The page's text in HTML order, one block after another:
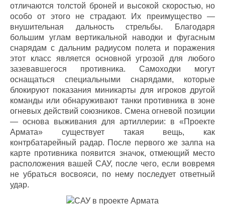
отличаются толстой броней и высокой скоростью, но
особо от этого не страдают. Их преимущество —
внушительная дальность стрельбы. Благодаря
большим углам вертикальной наводки и фугасным
снарядам с дальним радиусом полета и поражения
этот класс является основной угрозой для любого
зазевавшегося противника. Самоходки могут
оснащаться специальными снарядами, которые
блокируют показания миникарты для игроков другой
команды или обнаруживают танки противника в зоне
огневых действий союзников. Смена огневой позиции
— основа выживания для артиллерии: в «Проекте
Армата» существует такая вещь, как
контрбатарейный радар. После первого же залпа на
карте противника появится значок, отмеющий место
расположения вашей САУ, после чего, если вовремя
не убраться восвояси, по нему последует ответный
удар.